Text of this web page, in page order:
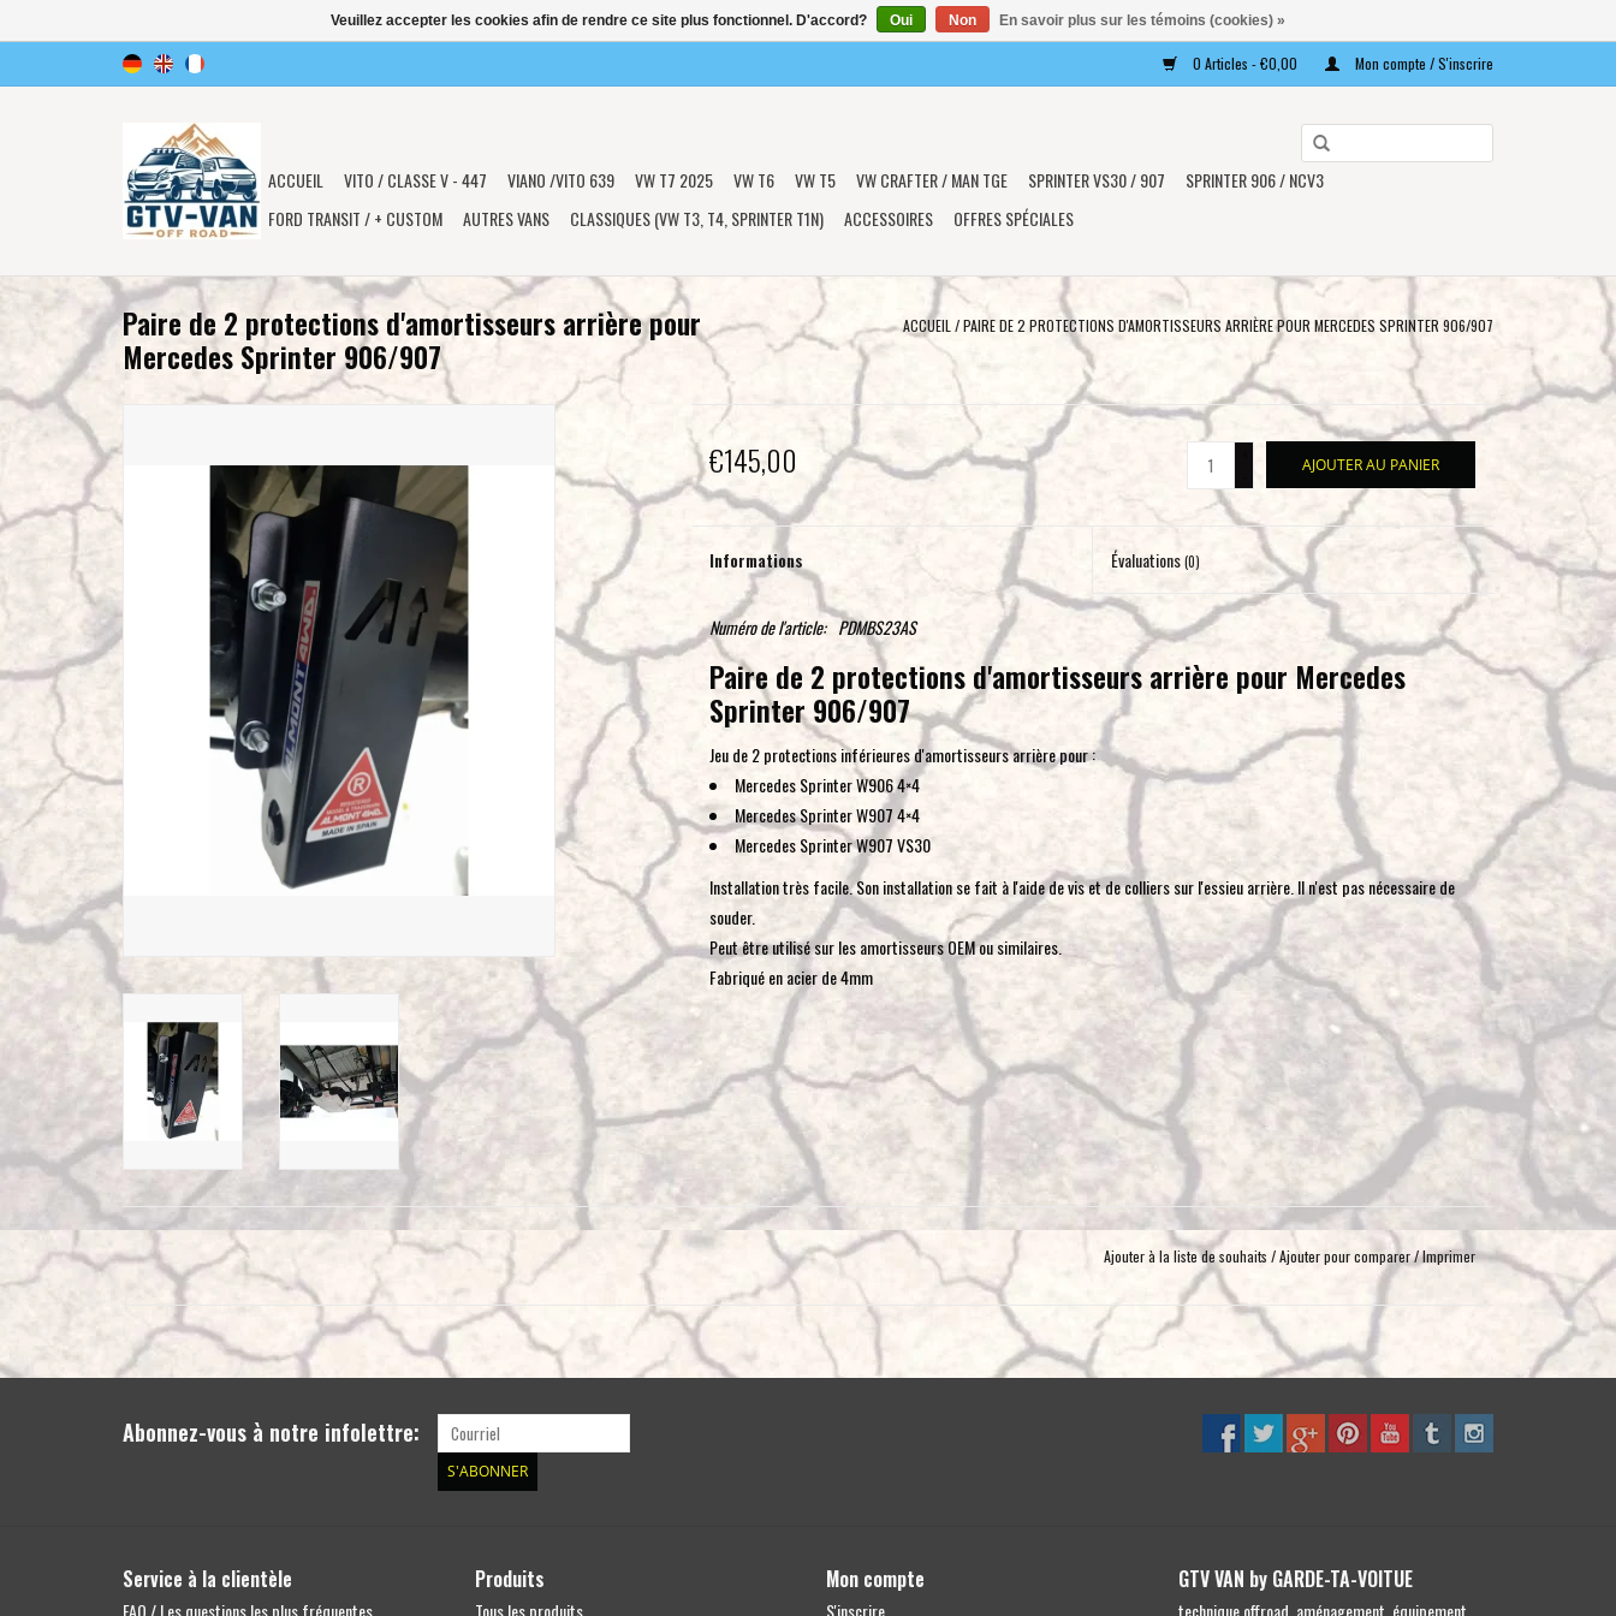
0 Articles - €0,00 Mon compte / S'inscrire
sélectionner
résultat
Entrée
pour
de
recherche
sélectionné.
Les
utilisateurs
d'appareils
tactiles
peuvent
de
gestes
tels
toucher
et
glisser.
ACCUEIL VITO / CLASSE V - 447 VIANO /VITO 639 VW T7 2025 VW T6 VW T5 VW CRAFTER / MAN TGE SPRINTER VS30 / 907
SPRINTER 906 / NCV3
FORD TRANSIT / + CUSTOM
AUTRES VANS CLASSIQUES (VW T3, T4, SPRINTER T1N) ACCESSOIRES OFFRES SPÉCIALES
Paire de 2 protections d'amortisseurs arrière pour
Mercedes Sprinter 906/907
ACCUEIL /PAIRE DE 2 PROTECTIONS D'AMORTISSEURS ARRIÈRE POUR MERCEDES SPRINTER 906/907
€145,00 AJOUTER AU PANIER
Informations Évaluations(0)
Numéro de l'article: PDMBS23AS
Paire de 2 protections d'amortisseurs arrière pour Mercedes
Sprinter 906/907
Jeu de 2 protections inférieures d'amortisseurs arrière pour :
Mercedes Sprinter W906 4×4
Mercedes Sprinter W907 4×4
Mercedes Sprinter W907 VS30
Installation très facile. Son installation se fait à l'aide de vis et de colliers sur l'essieu arrière. Il n'est pas nécessaire de
souder.
Peut être utilisé sur les amortisseurs OEM ou similaires.
Fabriqué en acier de 4mm
Ajouter à la liste de souhaits /Ajouter pour comparer/Imprimer
Abonnez-vous à notre infolettre:
S'ABONNER
Service à la clientèle
FAQ / Les questions les plus fréquentes
Produits
Tous les produits
Mon compte
S'inscrire
GTV VAN by GARDE-TA-VOITUE
technique offroad, aménagement, équipement,
Veuillez accepter les cookies afin de rendre ce site plus fonctionnel. D'accord? Oui Non En savoir plus sur les témoins (cookies) »